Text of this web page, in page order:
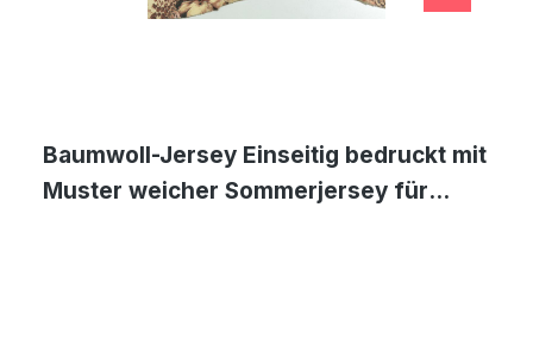
Baumwoll-Jersey Einseitig bedruckt mit
Muster weicher Sommerjersey für